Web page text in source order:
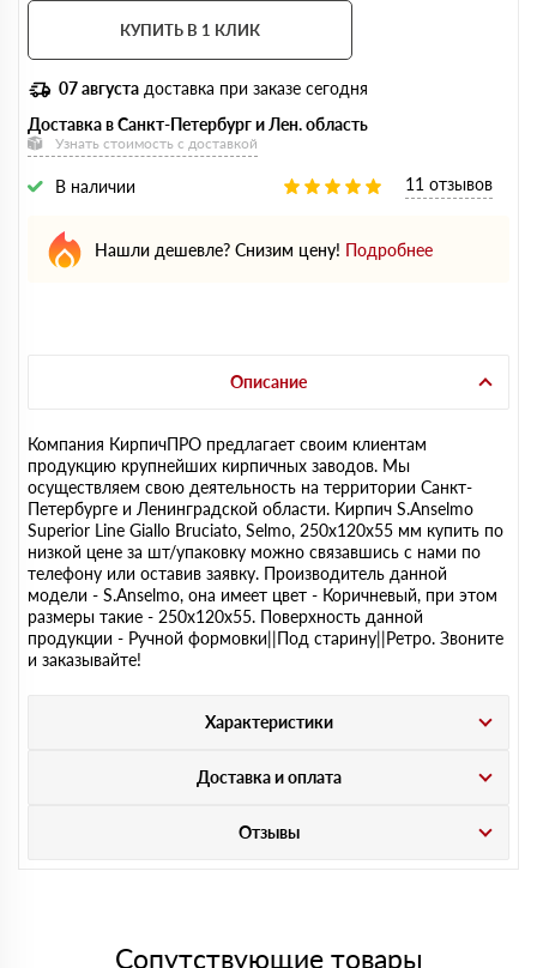
КУПИТЬ В 1 КЛИК
07 августа доставка при заказе сегодня
Доставка в Санкт-Петербург и Лен. область
Узнать стоимость с доставкой
В наличии 11 отзывов
Нашли дешевле? Снизим цену! Подробнее
Описание
Компания КирпичПРО предлагает своим клиентам
продукцию крупнейших кирпичных заводов. Мы
осуществляем свою деятельность на территории Санкт-
Петербурге и Ленинградской области. Кирпич S.Anselmo
Superior Line Giallo Bruciato, Selmo, 250х120х55 мм купить по
низкой цене за шт/упаковку можно связавшись с нами по
телефону или оставив заявку. Производитель данной
модели - S.Anselmo, она имеет цвет - Коричневый, при этом
размеры такие - 250х120х55. Поверхность данной
продукции - Ручной формовки||Под старину||Ретро. Звоните
и заказывайте!
Характеристики
Доставка и оплата
Отзывы
Сопутствующие товары